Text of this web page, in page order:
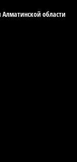
не
дня
возле села
области